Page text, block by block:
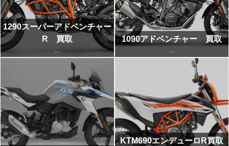
1290スーパーアドベンチャー
R 買取
1090アドベンチャー 買取
KTM690エンデューロR買取